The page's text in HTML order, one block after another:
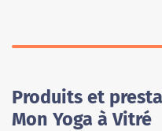
Produits et
Mon Yoga à Vitré